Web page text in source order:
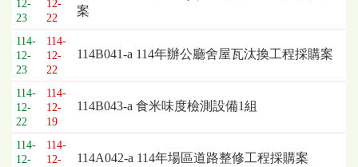
12-
23
12-
22
案
114-
12-
23
114-
12-
22
114B041-a 114年辦公廳舍屋瓦汰換工程採購案
114-
12-
22
114-
12-
19
114B043-a 食米味度檢測設備1組
114-
12-
114-
12-
114A042-a 114年場區道路整修工程採購案